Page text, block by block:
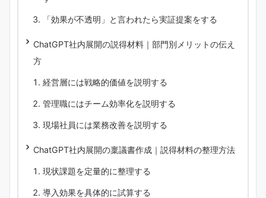
「効果が不透明」と言われたら実証提案をする
ChatGPT社内展開の説得材料｜部門別メリットの伝え
方
経営層には戦略的価値を説明する
管理職にはチーム効率化を説明する
現場社員には業務改善を説明する
ChatGPT社内展開の稟議書作成｜説得材料の整理方法
現状課題を定量的に整理する
導入効果を具体的に試算する